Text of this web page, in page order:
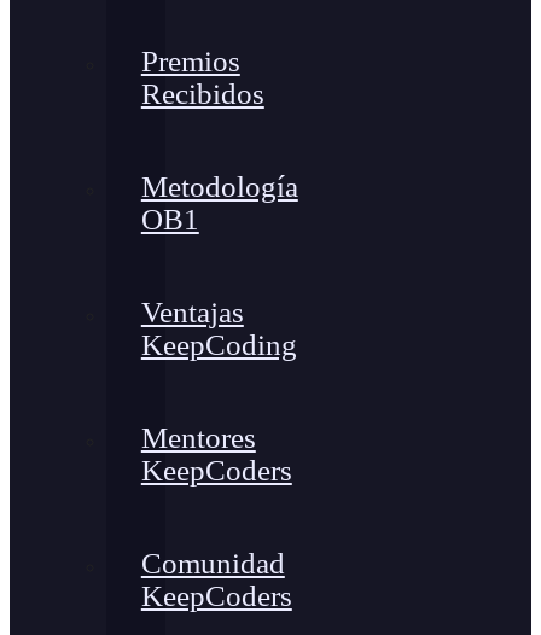
Premios
Recibidos
Metodología
OB1
Ventajas
KeepCoding
Mentores
KeepCoders
Comunidad
KeepCoders